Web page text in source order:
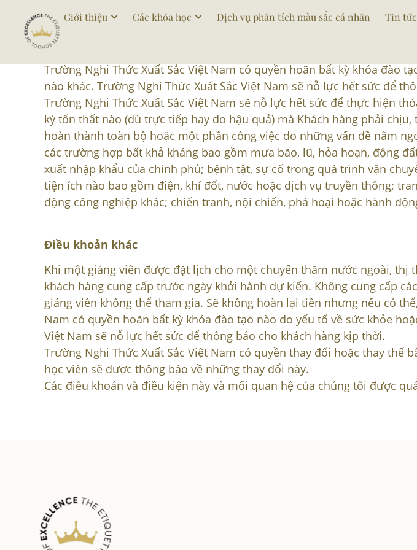
Giới thiệu Các khóa học Dịch vụ phân tích màu sắc cá nhân Tin
Điều Khoản Và Điều Kiện
Trường Nghi Thức Xuất Sắc Việt Nam có quyền hoãn bất kỳ khóa đào
nào khác. Trường Nghi Thức Xuất Sắc Việt Nam sẽ nỗ lực hết sức để
Trường Nghi Thức Xuất Sắc Việt Nam sẽ nỗ lực hết sức để thực hiện
kỳ tổn thất nào (dù trực tiếp hay do hậu quả) mà Khách hàng phải
hoàn thành toàn bộ hoặc một phần công việc do những vấn đề nằm
các trường hợp bất khả kháng bao gồm mưa bão, lũ, hỏa hoạn, động
xuất nhập khẩu của chính phủ; bệnh tật, sự cố trong quá trình vận
tiện ích nào bao gồm điện, khí đốt, nước hoặc dịch vụ truyền thông;
động công nghiệp khác; chiến tranh, nội chiến, phá hoại hoặc hành
Điều khoản khác
Khi một giảng viên được đặt lịch cho một chuyến thăm nước ngoài,
khách hàng cung cấp trước ngày khởi hành dự kiến. Không cung cấp
giảng viên không thể tham gia. Sẽ không hoàn lại tiền nhưng nếu có
Nam có quyền hoãn bất kỳ khóa đào tạo nào do yếu tố về sức khỏe
Việt Nam sẽ nỗ lực hết sức để thông báo cho khách hàng kịp thời.
Trường Nghi Thức Xuất Sắc Việt Nam có quyền thay đổi hoặc thay thế
học viên sẽ được thông báo về những thay đổi này.
Các điều khoản và điều kiện này và mối quan hệ của chúng tôi được